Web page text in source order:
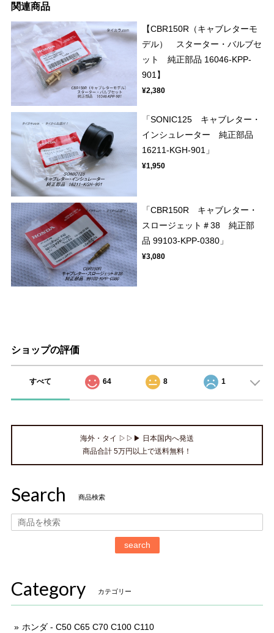
関連商品
【CBR150R（キャブレターモ
デル） スターター・バルブセ
ット 純正部品 16046-KPP-
901】
¥2,380
「SONIC125 キャブレター・
インシュレーター 純正部品
16211-KGH-901」
¥1,950
「CBR150R キャブレター・
スロージェット＃38 純正部
品 99103-KPP-0380」
¥3,080
ショップの評価
すべて 64 8 1
海外・タイ ▷▷▶ 日本国内へ発送
商品合計 5万円以上で送料無料！
Search 商品検索
search
Category カテゴリー
ホンダ - C50 C65 C70 C100 C110